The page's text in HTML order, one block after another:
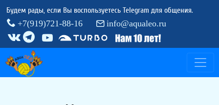
Будем рады, если Вы воспользуетесь Telegram для общения.
+7(919)721-88-16
info@aqualeo.ru